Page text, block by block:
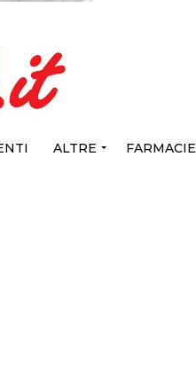
ALTRE FARMACIE